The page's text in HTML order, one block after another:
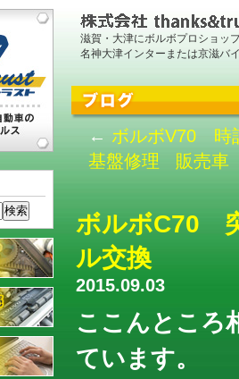
滋賀・大津にボルボプロショッ
名神大津インターまたは京滋バ
← ボルボV70 時
基盤修理
販売
ボルボC70
ル交換
2015.09.03
ここんところ
ています。